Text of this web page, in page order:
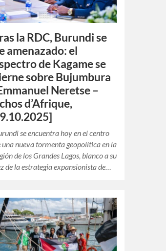
la RDC, Burundi se
amenazado: el
de Kagame se
sobre Bujumbura
Neretse –
d’Afrique,
se encuentra hoy en el centro
una nueva tormenta geopolítica en la
de los Grandes Lagos, blanco a su
de la estrategia expansionista de…